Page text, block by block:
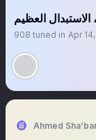
الاستبدال العظيم
908 tuned in Apr
Ahmed